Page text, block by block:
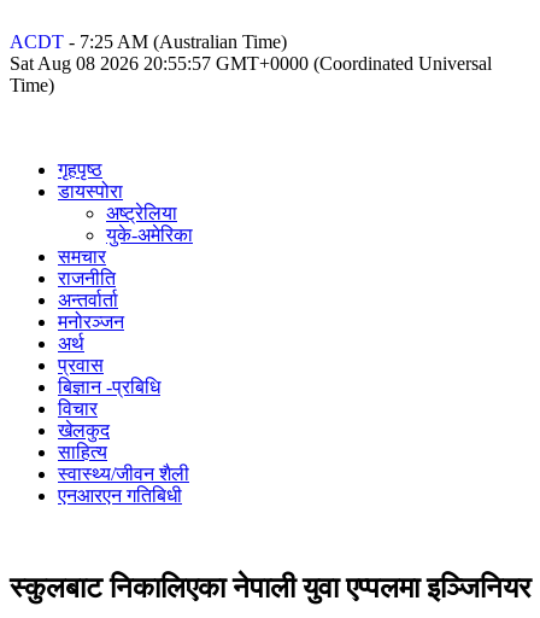
ACDT - 7:25 AM (Australian Time)
Sat Aug 08 2026 20:55:57 GMT+0000 (Coordinated Universal
Time)
गृहपृष्ठ
डायस्पोरा
अष्ट्रेलिया
युके-अमेरिका
समचार
राजनीति
अन्तर्वार्ता
मनोरञ्जन
अर्थ
प्रवास
बिज्ञान -प्रबिधि
विचार
खेलकुद
साहित्य
स्वास्थ्य/जीवन शैली
एनआरएन गतिबिधी
स्कुलबाट निकालिएका नेपाली युवा एप्पलमा इञ्जिनियर